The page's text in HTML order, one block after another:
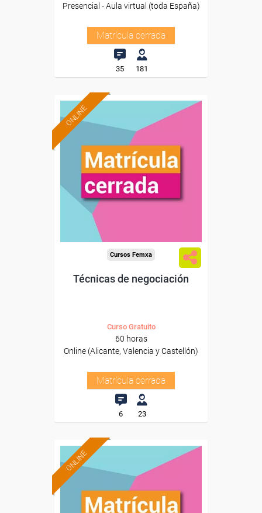
Presencial - Aula virtual (toda España)
Matrícula cerrada
35 181
ONLINE
Cursos Femxa
Técnicas de negociación
Curso Gratuito
60 horas
Online (Alicante, Valencia y Castellón)
Matrícula cerrada
6 23
ONLINE